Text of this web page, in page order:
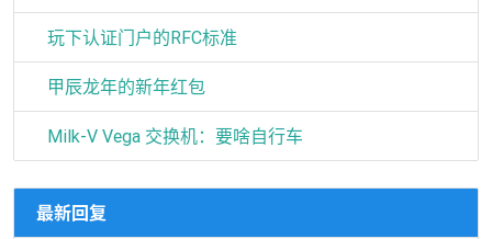
玩下认证门户的RFC标准
甲辰龙年的新年红包
Milk-V Vega 交换机：要啥自行车
最新回复